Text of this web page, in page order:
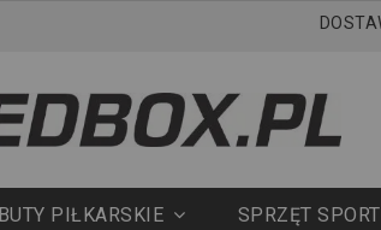
BUTY PIŁKARSKIE SPRZĘT